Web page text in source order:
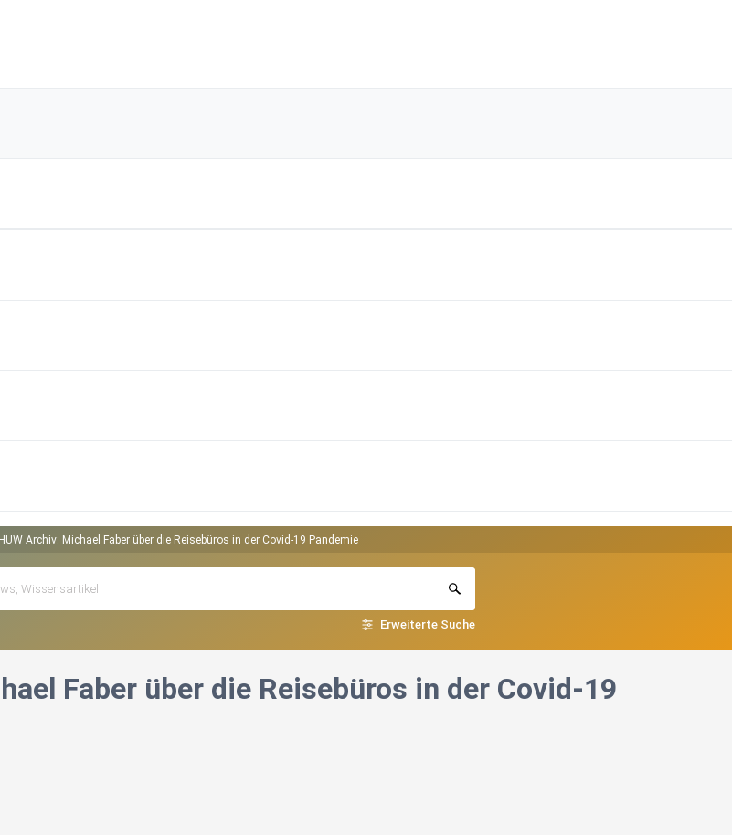
HUW Archiv: Michael Faber über die Reisebüros in der Covid-19 Pandemie
Erweiterte Suche
Faber über die Reisebüros in der Covid-19